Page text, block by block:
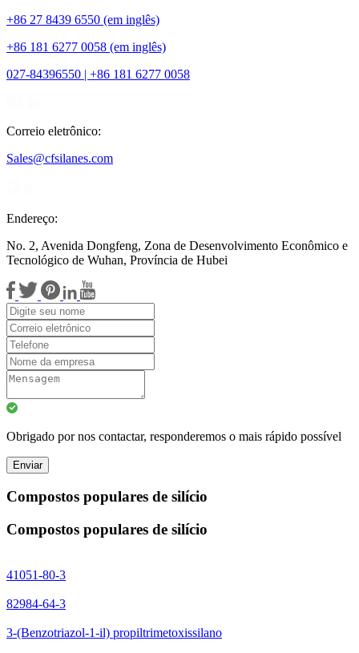
+86 27 8439 6550 (em inglês)
+86 181 6277 0058 (em inglês)
027-84396550 | +86 181 6277 0058
Correio eletrônico:
Sales@cfsilanes.com
Endereço:
No. 2, Avenida Dongfeng, Zona de Desenvolvimento Econômico e
Tecnológico de Wuhan, Província de Hubei
Obrigado por nos contactar, responderemos o mais rápido possível
Enviar
Compostos populares de silício
Compostos populares de silício
41051-80-3
82984-64-3
3-(Benzotriazol-1-il) propiltrimetoxissilano